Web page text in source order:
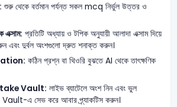
শুরু থেকে বর্তমান পর্যন্ত সকল mcq নির্ভুল উত্তর ও
এক্সাম: প্রতিটি অধ্যায় ও টপিক অনুযায়ী আলাদা এক্সাম দিয়ে
এবং দুর্বল অংশগুলো দ্রুত শনাক্ত করুন।
কঠিন প্রশ্ন বা থিওরি বুঝতে AI থেকে তাৎক্ষণিক
Vault: লাইভ ব্যাটেলে অংশ নিন এবং ভুল
এ সেভ করে আবার প্র্যাকটিস করুন।